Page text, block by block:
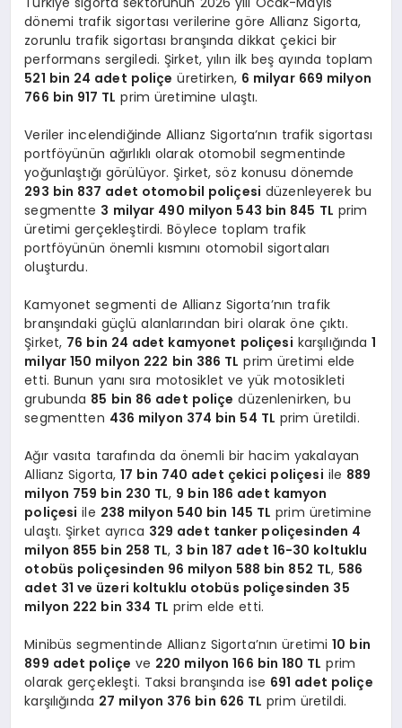
dönemi trafik sigortası verilerine göre Allianz Sigorta,
zorunlu trafik sigortası branşında dikkat çekici bir
performans sergiledi. Şirket, yılın ilk beş ayında toplam
521 bin 24 adet poliçe üretirken, 6 milyar 669 milyon
766 bin 917 TL prim üretimine ulaştı.
Veriler incelendiğinde Allianz Sigorta’nın trafik sigortası
portföyünün ağırlıklı olarak otomobil segmentinde
yoğunlaştığı görülüyor. Şirket, söz konusu dönemde
293 bin 837 adet otomobil poliçesi düzenleyerek bu
segmentte 3 milyar 490 milyon 543 bin 845 TL prim
üretimi gerçekleştirdi. Böylece toplam trafik
portföyünün önemli kısmını otomobil sigortaları
oluşturdu.
Kamyonet segmenti de Allianz Sigorta’nın trafik
branşındaki güçlü alanlarından biri olarak öne çıktı.
Şirket, 76 bin 24 adet kamyonet poliçesi karşılığında1
milyar 150 milyon 222 bin 386 TL prim üretimi elde
etti. Bunun yanı sıra motosiklet ve yük motosikleti
grubunda 85 bin 86 adet poliçe düzenlenirken, bu
segmentten 436 milyon 374 bin 54 TL prim üretildi.
Ağır vasıta tarafında da önemli bir hacim yakalayan
Allianz Sigorta,17 bin 740 adet çekici poliçesi ile 889
milyon 759 bin 230 TL, 9 bin 186 adet kamyon
poliçesi ile 238 milyon 540 bin 145 TL prim üretimine
ulaştı. Şirket ayrıca 329 adet tanker poliçesinden 4
milyon 855 bin 258 TL, 3 bin 187 adet 16-30 koltuklu
otobüs poliçesinden 96 milyon 588 bin 852 TL, 586
adet 31 ve üzeri koltuklu otobüs poliçesinden 35
milyon 222 bin 334 TL prim elde etti.
Minibüs segmentinde Allianz Sigorta’nın üretimi10 bin
899 adet poliçe ve 220 milyon 166 bin 180 TL prim
olarak gerçekleşti. Taksi branşında ise 691 adet poliçe
karşılığında 27 milyon 376 bin 626 TL prim üretildi.